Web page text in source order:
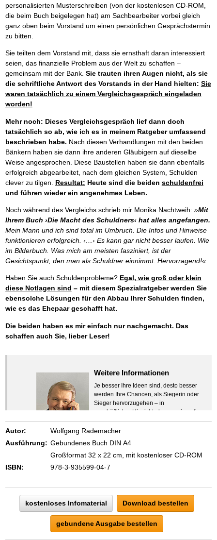
personalisierten Musterschreiben (von der kostenlosen CD-ROM,
die beim Buch beigelegen hat) am Sachbearbeiter vorbei gleich
ganz oben beim Vorstand um einen persönlichen Gesprächstermin
zu bitten.
Sie teilten dem Vorstand mit, dass sie ernsthaft daran interessiert
seien, das finanzielle Problem aus der Welt zu schaffen –
gemeinsam mit der Bank. Sie trauten ihren Augen nicht, als sie
die schriftliche Antwort des Vorstands in der Hand hielten: Sie
waren tatsächlich zu einem Vergleichsgespräch eingeladen
worden!
Mehr noch: Dieses Vergleichsgespräch lief dann doch
tatsächlich so ab, wie ich es in meinem Ratgeber umfassend
beschrieben habe. Nach diesen Verhandlungen mit den beiden
Bänkern haben sie dann ihre anderen Gläubigern auf dieselbe
Weise angesprochen. Diese Baustellen haben sie dann ebenfalls
erfolgreich abgearbeitet, nach dem gleichen System, Schulden
clever zu tilgen. Resultat: Heute sind die beiden schuldenfrei
und führen wieder ein angenehmes Leben.
Noch während des Vergleichs schrieb mir Monika Nachtweih: »Mit
Ihrem Buch ›Die Macht des Schuldners‹ hat alles angefangen.
Mein Mann und ich sind total im Umbruch. Die Infos und Hinweise
funktionieren erfolgreich. ‹…› Es kann gar nicht besser laufen. Wie
im Bilderbuch. Was mich am meisten fasziniert, ist der
Gesichtspunkt, den man als Schuldner einnimmt. Hervorragend!«
Haben Sie auch Schuldenprobleme? Egal, wie groß oder klein
diese Notlagen sind – mit diesem Spezialratgeber werden Sie
ebensolche Lösungen für den Abbau Ihrer Schulden finden,
wie es das Ehepaar geschafft hat.
Die beiden haben es mir einfach nur nachgemacht. Das
schaffen auch Sie, lieber Leser!
Weitere Informationen
Je besser Ihre Ideen sind, desto besser
werden Ihre Chancen, als Siegerin oder
Sieger hervorzugehen – in
geschäftlicher Hinsicht ebenso wie auf
beruflichem oder privatem Gebiet. Denn
eins ist todsicher:
Zeigen Sie mit der Maus hierhin, um
Autor:
Wolfgang Rademacher
Ausführung: Gebundenes Buch DIN A4
Großformat 32 x 22 cm, mit kostenloser CD-ROM
ISBN:
978-3-935599-04-7
kostenloses Infomaterial Download bestellen
gebundene Ausgabe bestellen